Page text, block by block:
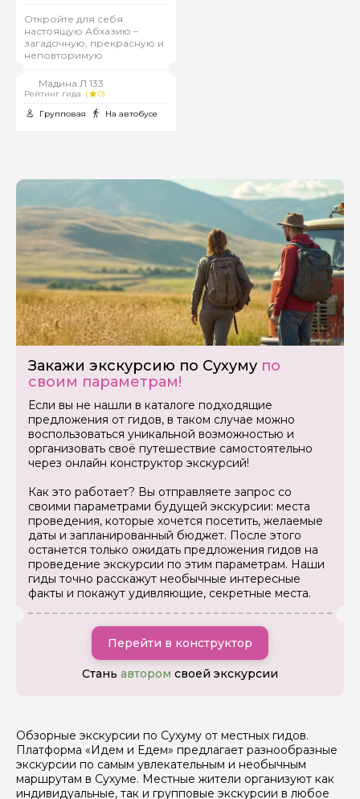
Откройте для себя
настоящую Абхазию –
загадочную, прекрасную и
неповторимую
Мадина.Л 133
Рейтинг гида (
0)
Групповая
На автобусе
Закажи экскурсию по Сухуму по
своим параметрам!
Если вы не нашли в каталоге подходящие
предложения от гидов, в таком случае можно
воспользоваться уникальной возможностью и
организовать своё путешествие самостоятельно
через онлайн конструктор экскурсий!
Как это работает? Вы отправляете запрос со
своими параметрами будущей экскурсии: места
проведения, которые хочется посетить, желаемые
даты и запланированный бюджет. После этого
останется только ожидать предложения гидов на
проведение экскурсии по этим параметрам. Наши
гиды точно расскажут необычные интересные
факты и покажут удивляющие, секретные места.
Перейти в конструктор
Стань автором своей экскурсии
Обзорные экскурсии по Сухуму от местных гидов.
Платформа «Идем и Едем» предлагает разнообразные
экскурсии по самым увлекательным и необычным
маршрутам в Сухуме. Местные жители организуют как
индивидуальные, так и групповые экскурсии в любое
Как вас зовут
Ваша электронная почта
Ваш номер телефона
Вопросы и комментарии
Если у вас есть интересующие вопросы, можете их
задать
Отправить